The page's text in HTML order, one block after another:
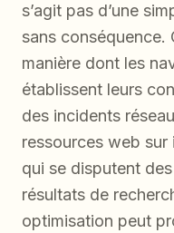
s’agit pas d’une
sans
manière dont les
établissent leurs
des incidents
ressources web sur
qui se disputent
résultats de
optimisation peut